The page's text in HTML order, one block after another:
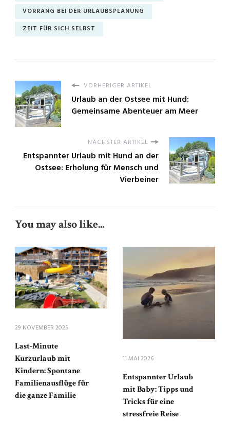
VORRANG BEI DER URLAUBSPLANUNG
ZEIT FÜR SICH SELBST
VORHERIGER ARTIKEL
Urlaub an der Ostsee mit Hund:
Gemeinsame Abenteuer am Meer
NÄCHSTER ARTIKEL
Entspannter Urlaub mit Hund an der
Ostsee: Erholung für Mensch und
Vierbeiner
You may also like...
29 NOVEMBER 2025
Last-Minute
Kurzurlaub mit
Kindern: Spontane
Familienausflüge für
die ganze Familie
11 MAI 2026
Entspannter Urlaub
mit Baby: Tipps und
Tricks für eine
stressfreie Reise